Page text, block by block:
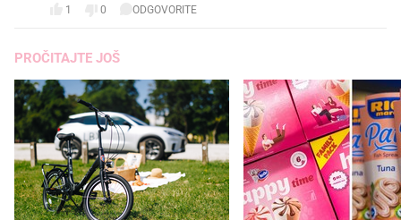
1 0 ODGOVORITE
PROČITAJTE JOŠ